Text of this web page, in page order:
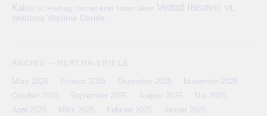
Kalou SC Freiburg Thomas Kraft Tobias Stieler Vedad Ibisevic
VfL
Wolfsburg
Vladimir Darida
März 2026 Februar 2026 Dezember 2025
November 2025
Oktober 2025
September 2025 August 2025
Mai 2025
April 2025
März 2025 Februar 2025
Januar 2025